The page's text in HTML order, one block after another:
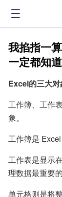
我掐指一
一定都知道
Excel的三大对
工作簿、工作
象。
工作簿是
工作表是显示
理数据最重要
单元格则是将